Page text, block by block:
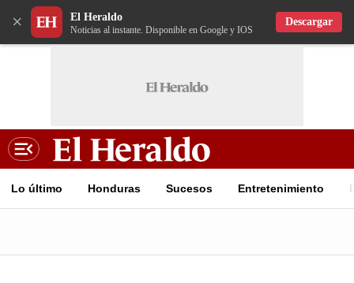
× El Heraldo
Noticias al instante. Disponible en Google y IOS
Descargar
Lo último Honduras Sucesos Entretenimiento